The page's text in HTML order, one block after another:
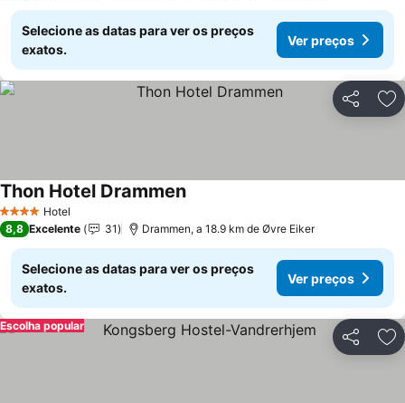
Selecione as datas para ver os preços
exatos.
Ver preços
Partilhar
4 EstrelasHotel
Thon Hotel Drammen
8,8 Excelente 31 Drammen, a 18.9 km de Øvre Eiker
Selecione as datas para ver os preços
exatos.
Ver preços
Partilhar
Escolha popular